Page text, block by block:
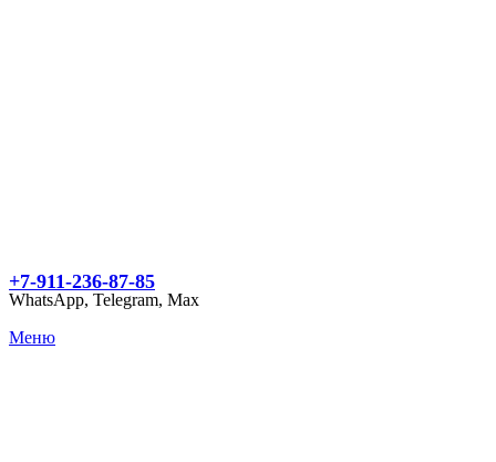
+7-911-236-87-85
WhatsApp, Telegram, Max
Меню